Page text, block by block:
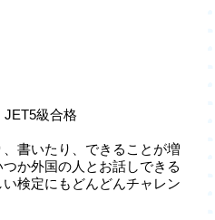
JET5級合格
書いたり、できることが増
か外国の人とお話しできる
検定にもどんどんチャレン